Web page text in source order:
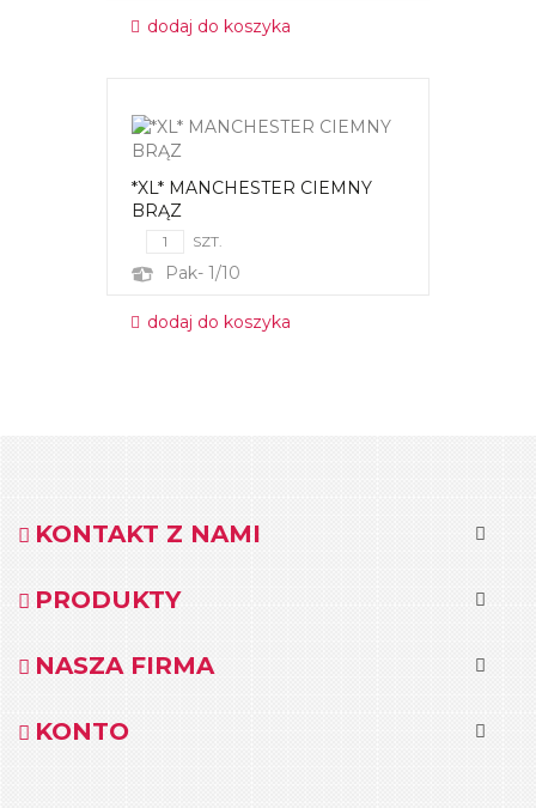
dodaj do koszyka
*XL* MANCHESTER CIEMNY
BRĄZ
SZT.
Pak- 1/10
dodaj do koszyka
KONTAKT Z NAMI
PRODUKTY
NASZA FIRMA
KONTO